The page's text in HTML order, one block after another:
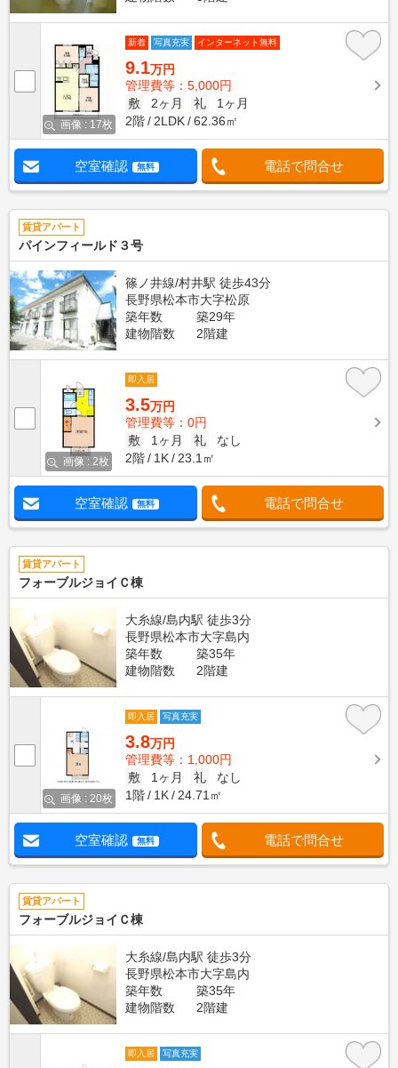
画像 : 17枚
新着 写真充実 インターネット無料
9.1万円
管理費等：5,000円
敷
2ヶ月 礼
1ヶ月
2階
2LDK 62.36㎡
空室確認 無料 電話で問合せ
賃貸アパート
パインフィールド３号
篠ノ井線/村井駅 徒歩43分
長野県松本市大字松原
築年数
築29年
建物階数
2階建
画像 : 2枚
即入居
3.5万円
管理費等：0円
敷
1ヶ月 礼
なし
2階
1K 23.1㎡
空室確認 無料 電話で問合せ
賃貸アパート
フォーブルジョイＣ棟
大糸線/島内駅 徒歩3分
長野県松本市大字島内
築年数
築35年
建物階数
2階建
画像 : 20枚
即入居 写真充実
3.8万円
管理費等：1,000円
敷
1ヶ月 礼
なし
1階
1K 24.71㎡
空室確認 無料 電話で問合せ
賃貸アパート
フォーブルジョイＣ棟
大糸線/島内駅 徒歩3分
長野県松本市大字島内
築年数
築35年
建物階数
2階建
即入居 写真充実